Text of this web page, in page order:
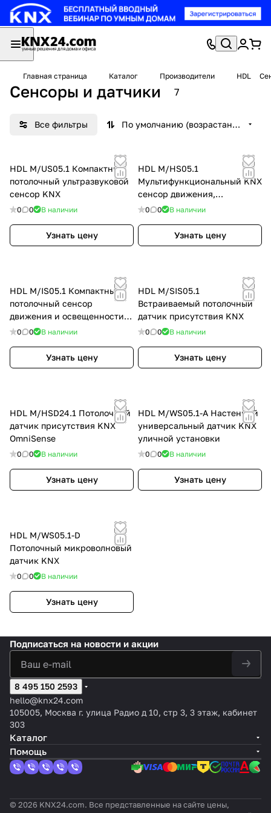
Главная страница Каталог Производители HDL
Сенсоры и датчики 7
Все фильтры По умолчанию (возрастание)
HDL M/US05.1 Компактный
потолочный ультразвуковой
сенсор KNX
0 0 В наличии
Узнать цену
HDL M/HS05.1
Мультифункциональный KNX
сенсор движения,
освещенности и
0 0 В наличии
Узнать цену
HDL M/IS05.1 Компактный
потолочный сенсор
движения и освещенности
KNX
0 0 В наличии
Узнать цену
HDL M/SIS05.1
Встраиваемый потолочный
датчик присутствия KNX
0 0 В наличии
Узнать цену
HDL M/HSD24.1 Потолочный
датчик присутствия KNX
OmniSense
0 0 В наличии
Узнать цену
HDL M/WS05.1-A Настенный
универсальный датчик KNX
уличной установки
0 0 В наличии
Узнать цену
HDL M/WS05.1-D
Потолочный микроволновый
датчик KNX
0 0 В наличии
Узнать цену
Подписаться на новости и акции
8 495 150 2593
hello@knx24.com
105005, Москва г. улица Радио д 10, стр 3, 3 этаж, кабинет
303
Каталог
Помощь
© 2026 KNX24.com. Все представленные на сайте цены,